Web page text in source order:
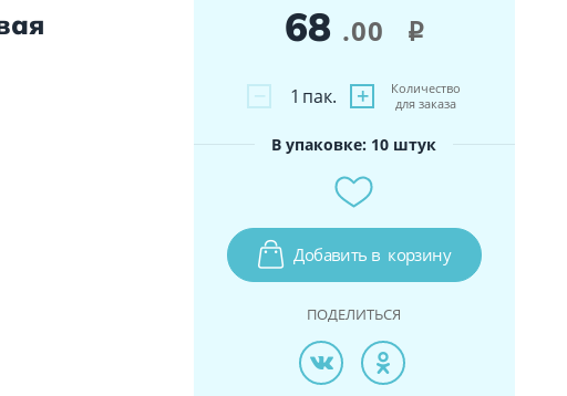
68 .00 i
− +
1 пак.
Количество
для заказа
В упаковке: 10 штук
Добавить в корзину
ПОДЕЛИТЬСЯ